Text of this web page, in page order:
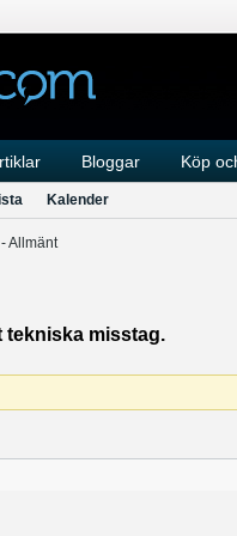
Bloggar Köp
Kalender
Allmänt
tekniska misstag.